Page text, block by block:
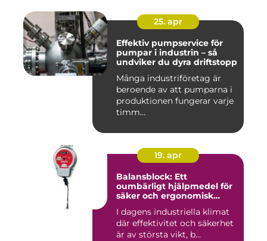
25. apr
Effektiv pumpservice för
pumpar i industrin – så
undviker du dyra driftstopp
Många industriföretag är
beroende av att pumparna i
produktionen fungerar varje
timm...
19. apr
Balansblock: Ett
oumbärligt hjälpmedel för
säker och ergonomisk
I dagens industriella klimat
där effektivitet och säkerhet
är av största vikt, b...